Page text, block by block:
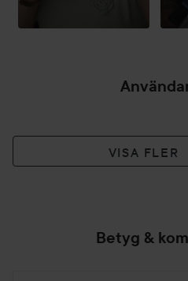
VISA FLER
Betyg &